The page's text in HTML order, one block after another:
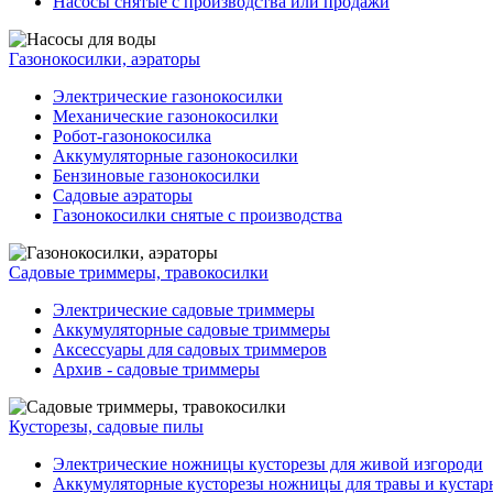
Газонокосилки, аэраторы
Электрические газонокосилки
Механические газонокосилки
Робот-газонокосилка
Аккумуляторные газонокосилки
Бензиновые газонокосилки
Садовые аэраторы
Газонокосилки снятые с производства
Садовые триммеры, травокосилки
Электрические садовые триммеры
Аккумуляторные садовые триммеры
Аксессуары для садовых триммеров
Архив - садовые триммеры
Кусторезы, садовые пилы
Электрические ножницы кусторезы для живой изгороди
Аккумуляторные кусторезы ножницы для травы и